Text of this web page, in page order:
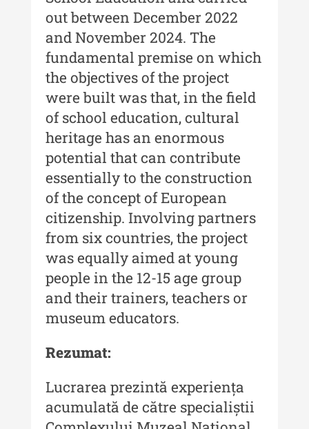
Moldovei
Anuarul Muzeului Etnografic al
Moldovei - XXII / 2022
Anuarul Muzeului Etnografic al
Moldovei - XXI / 2021
Anuarul Muzeului Etnografic al
Moldovei - XX / 2020
Indexul Complet
Buletinul Muzeului Științei și
Tehnicii ”Ștefan Procopiu”
Buletinul Muzeului Științei și
Tehnicii ”Ștefan Procopiu” - An
XV / Nr. 15 / 2021
Buletinul Muzeului Științei și
XIV / Nr. 14 / 2020
Buletinul Muzeului Științei și
Tehnicii ”Ștefan Procopiu” - An
XII / Nr. 13 / 2019
out between December 2022
and November 2024. The
fundamental premise on which
the objectives of the project
were built was that, in the field
of school education, cultural
heritage has an enormous
potential that can contribute
essentially to the construction
of the concept of European
citizenship. Involving partners
from six countries, the project
was equally aimed at young
people in the 12-15 age group
and their trainers, teachers or
museum educators.
Rezumat:
Lucrarea prezintă experiența
acumulată de către specialiștii